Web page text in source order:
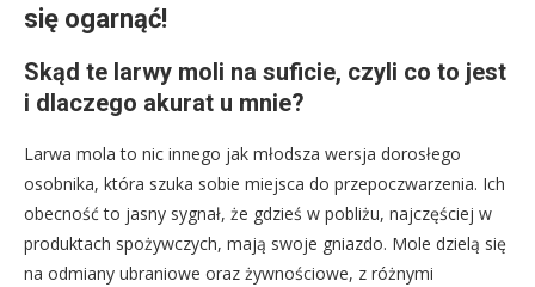
się ogarnąć!
Skąd te larwy moli na suficie, czyli co to jest
i dlaczego akurat u mnie?
Larwa mola to nic innego jak młodsza wersja dorosłego
osobnika, która szuka sobie miejsca do przepoczwarzenia. Ich
obecność to jasny sygnał, że gdzieś w pobliżu, najczęściej w
produktach spożywczych, mają swoje gniazdo. Mole dzielą się
na odmiany ubraniowe oraz żywnościowe, z różnymi